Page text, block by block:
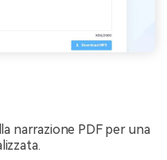
narrazione PDF per una